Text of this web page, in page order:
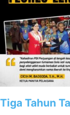
Tiga Tahun